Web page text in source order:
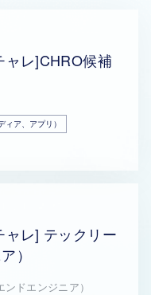
ャレ]CHRO候補
ア、アプリ）
ャレ] テックリー
）
ドエンジニア）